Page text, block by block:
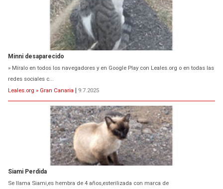
Minni desaparecido
» Míralo en todos los navegadores y en Google Play con Leales.org o en todas las
redes sociales c...
Leales.org » Gran Canaria
9.7.2025
Siami Perdida
Se llama Siami,es hembra de 4 años,esterilizada con marca de